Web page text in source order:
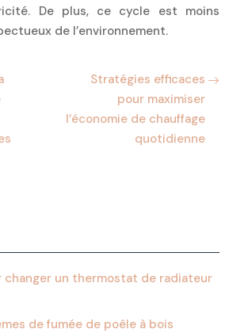
De plus, ce cycle est moins
de l’environnement.
Stratégies efficaces
pour maximiser
l’économie de chauffage
quotidienne
un thermostat de radiateur
de fumée de poêle à bois